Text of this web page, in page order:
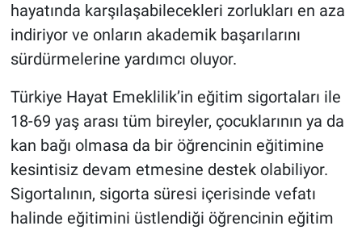
hayatında karşılaşabilecekleri zorlukları en aza
indiriyor ve onların akademik başarılarını
sürdürmelerine yardımcı oluyor.
Türkiye Hayat Emeklilik’in eğitim sigortaları ile
18-69 yaş arası tüm bireyler, çocuklarının ya da
kan bağı olmasa da bir öğrencinin eğitimine
kesintisiz devam etmesine destek olabiliyor.
Sigortalının, sigorta süresi içerisinde vefatı
halinde eğitimini üstlendiği öğrencinin eğitim